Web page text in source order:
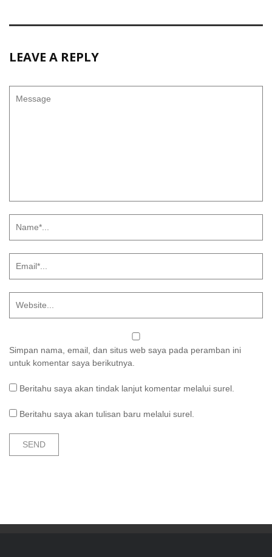
LEAVE A REPLY
Simpan nama, email, dan situs web saya pada peramban ini
untuk komentar saya berikutnya.
Beritahu saya akan tindak lanjut komentar melalui surel.
Beritahu saya akan tulisan baru melalui surel.